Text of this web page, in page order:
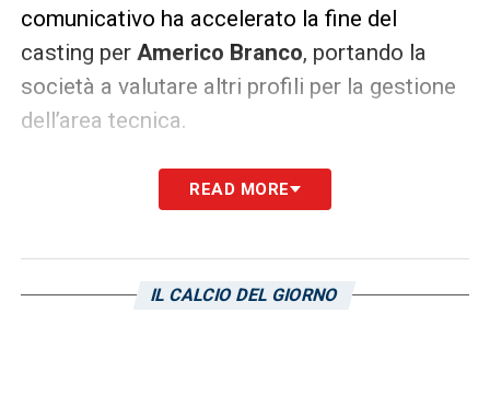
comunicativo ha accelerato la fine del
casting per Americo Branco, portando la
società a valutare altri profili per la gestione
dell’area tecnica.
READ MORE
IL CALCIO DEL GIORNO